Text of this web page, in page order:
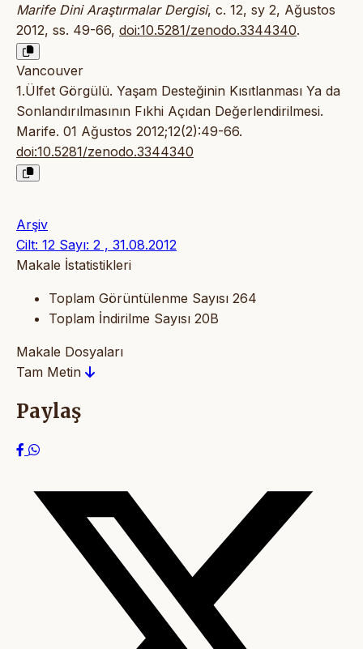
Marife Dini Araştırmalar Dergisi, c. 12, sy 2, Ağustos
2012, ss. 49-66, doi:10.5281/zenodo.3344340.
Vancouver
1.Ülfet Görgülü. Yaşam Desteğinin Kısıtlanması Ya da
Sonlandırılmasının Fıkhi Açıdan Değerlendirilmesi.
Marife. 01 Ağustos 2012;12(2):49-66.
doi:10.5281/zenodo.3344340
Arşiv
Cilt: 12 Sayı: 2 , 31.08.2012
Makale İstatistikleri
Toplam Görüntülenme Sayısı 264
Toplam İndirilme Sayısı 20B
Makale Dosyaları
Tam Metin
Paylaş